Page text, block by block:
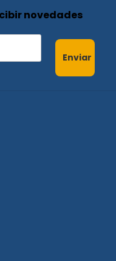
novedades
Enviar